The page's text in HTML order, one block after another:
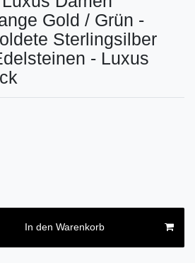
Gold / Grün -
Sterlingsilber
- Luxus
In den Warenkorb